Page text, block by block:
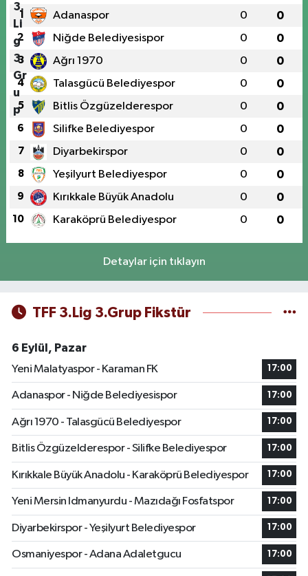
1 Adanaspor 0 0
2 Niğde Belediyesispor 0 0
3 Ağrı 1970 0 0
4 Talasgücü Belediyespor 0 0
5 Bitlis Özgüzelderespor 0 0
6 Silifke Belediyespor 0 0
7 Diyarbekirspor 0 0
8 Yeşilyurt Belediyespor 0 0
9 Kırıkkale Büyük Anadolu 0 0
10 Karaköprü Belediyespor 0 0
Detaylar için tıklayın
TFF 3.Lig 3.Grup Fikstür
6 Eylül, Pazar
Yeni Malatyaspor - Karaman FK
17:00
Adanaspor - Niğde Belediyesispor 17:00
Ağrı 1970 - Talasgücü Belediyespor 17:00
Bitlis Özgüzelderespor - Silifke Belediyespor 17:00
Kırıkkale Büyük Anadolu - Karaköprü Belediyespor 17:00
Yeni Mersin Idmanyurdu - Mazıdağı Fosfatspor 17:00
Diyarbekirspor - Yeşilyurt Belediyespor 17:00
Osmaniyespor - Adana Adaletgucu 17:00